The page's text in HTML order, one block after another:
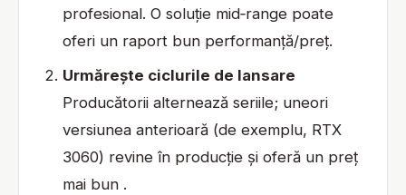
profesional. O soluție mid‑range poate
oferi un raport bun performanță/preț.
Urmărește ciclurile de lansare
Producătorii alternează seriile; uneori
versiunea anterioară (de exemplu, RTX
3060) revine în producție și oferă un preț
mai bun .